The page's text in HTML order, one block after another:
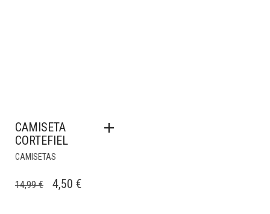
CAMISETA
CORTEFIEL
CAMISETAS
14,99€
EL
4,50 €EL